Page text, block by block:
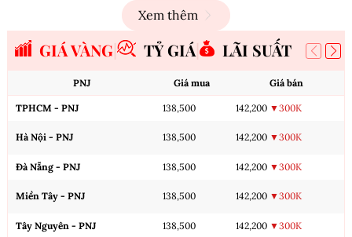
Xem thêm
GIÁ VÀNG TỶ GIÁ LÃI SUẤT
PNJ Giá mua Giá bán
TPHCM - PNJ 138,500 142,200 ▼300K
Hà Nội - PNJ 138,500 142,200 ▼300K
Đà Nẵng - PNJ 138,500 142,200 ▼300K
Miền Tây - PNJ 138,500 142,200 ▼300K
Tây Nguyên - PNJ 138,500 142,200 ▼300K